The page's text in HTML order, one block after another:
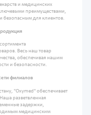
и медицинских
преимуществами,
безопасным для клиентов.
Весь наш товар
обеспечивая нашим
и безопасности.
филиалов
"Oxymed" обеспечивает
разветвленная
задержки,
медицинским